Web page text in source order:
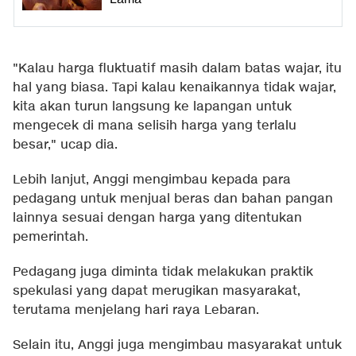
"Kalau harga fluktuatif masih dalam batas wajar, itu
hal yang biasa. Tapi kalau kenaikannya tidak wajar,
kita akan turun langsung ke lapangan untuk
mengecek di mana selisih harga yang terlalu
besar," ucap dia.
Lebih lanjut, Anggi mengimbau kepada para
pedagang untuk menjual beras dan bahan pangan
lainnya sesuai dengan harga yang ditentukan
pemerintah.
Pedagang juga diminta tidak melakukan praktik
spekulasi yang dapat merugikan masyarakat,
terutama menjelang hari raya Lebaran.
Selain itu, Anggi juga mengimbau masyarakat untuk